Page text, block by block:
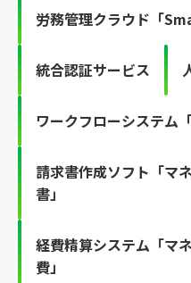
労務管理クラウド「
統合認証サービス
ワークフローシステム
請求書作成ソフト「マ
書」
経費精算システム「マ
費」